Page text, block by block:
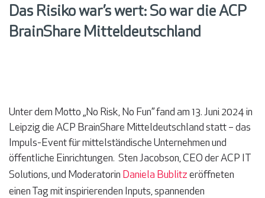
Das Risiko war’s wert: So war die ACP
BrainShare Mitteldeutschland
Unter dem Motto „No Risk, No Fun” fand am 13. Juni 2024 in
Leipzig die ACP BrainShare Mitteldeutschland statt – das
Impuls-Event für mittelständische Unternehmen und
öffentliche Einrichtungen. Sten Jacobson, CEO der ACP IT
Solutions, und Moderatorin Daniela Bublitz eröffneten
einen Tag mit inspirierenden Inputs, spannenden